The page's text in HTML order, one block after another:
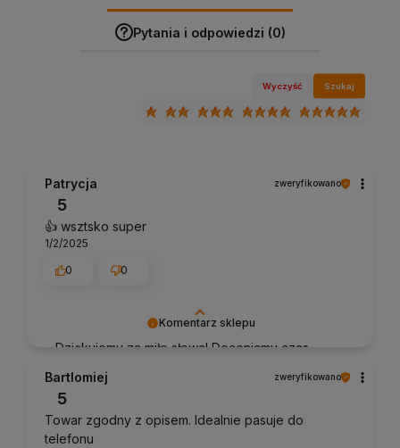
Pytania i odpowiedzi (0)
Wyczyść Szukaj
Komentarz sklepu
Dziękujemy za miłe słowa! Doceniamy czas
doświadczeniem. Jesteśmy szczęśliwi, że mamy
takich klientów. Z pozdrowieniami, obsługa
sklepu.
Patrycja zweryfikowano
5
👍️ wsztsko super
1/2/2025
0
0
Bartlomiej zweryfikowano
5
Towar zgodny z opisem. Idealnie pasuje do
telefonu